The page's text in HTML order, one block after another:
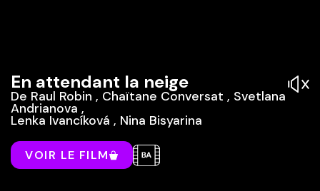
En attendant la neige
De Raul Robin , Chaïtane Conversat , Svetlana
Andrianova ,
Lenka Ivancíková , Nina Bisyarina
VOIR LE FILM